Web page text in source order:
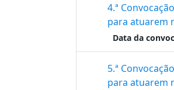
4.ª
para atuarem
Data da
5.ª
para atuarem